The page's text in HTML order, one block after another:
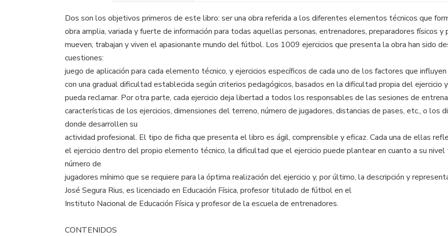
Dos son los objetivos primeros de este libro: ser una obra referida a los diferentes elementos técnicos que
obra amplia, variada y fuerte de información para todas aquellas personas, entrenadores, preparadores físicos y
mueven, trabajan y viven el apasionante mundo del fútbol. Los 1009 ejercicios que presenta la obra han sido
cuestiones:
juego de aplicación para cada elemento técnico, y ejercicios específicos de cada uno de los factores que
con una gradual dificultad establecida según criterios pedagógicos, basados en la dificultad propia del ejercicio
pueda reclamar. Por otra parte, cada ejercicio deja libertad a todos los responsables de las sesiones de
características de los ejercicios, dimensiones del terreno, número de jugadores, distancias de pases, etc., o los
donde desarrollen su
actividad profesional. El tipo de ficha que presenta el libro es ágil, comprensible y eficaz. Cada una de ellas
el ejercicio dentro del propio elemento técnico, la dificultad que el ejercicio puede plantear en cuanto a su
número de
jugadores mínimo que se requiere para la óptima realización del ejercicio y, por último, la descripción y
José Segura Rius, es licenciado en Educación Física, profesor titulado de fútbol en el
Instituto Nacional de Educación Física y profesor de la escuela de entrenadores.
CONTENIDOS